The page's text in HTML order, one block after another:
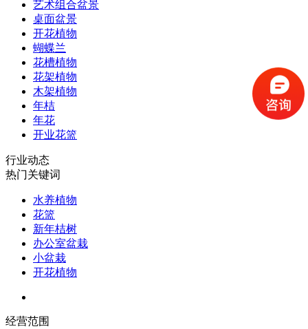
艺术组合盆景
桌面盆景
开花植物
蝴蝶兰
花槽植物
花架植物
木架植物
年桔
年花
开业花篮
行业动态
热门关键词
水养植物
花篮
新年桔树
办公室盆栽
小盆栽
开花植物
经营范围